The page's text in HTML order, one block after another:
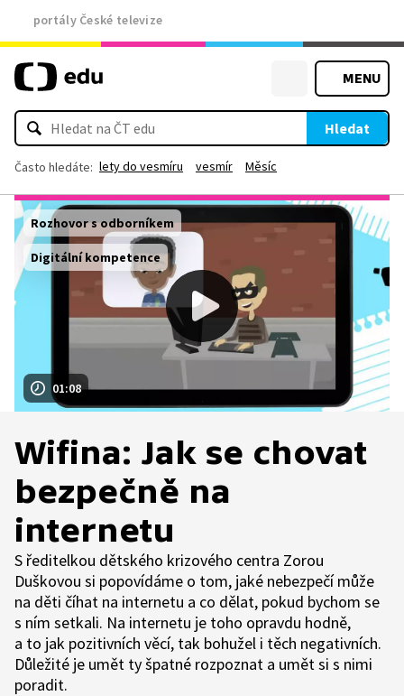
portály České televize
MENU
Hledat
Často hledáte: lety do vesmíru vesmír Měsíc
01:08
Rozhovor s odborníkem
Digitální kompetence
Wifina: Jak se chovat
bezpečně na
internetu
S ředitelkou dětského krizového centra Zorou
Duškovou si popovídáme o tom, jaké nebezpečí může
na děti číhat na internetu a co dělat, pokud bychom se
s ním setkali. Na internetu je toho opravdu hodně,
a to jak pozitivních věcí, tak bohužel i těch negativních.
Důležité je umět ty špatné rozpoznat a umět si s nimi
poradit.